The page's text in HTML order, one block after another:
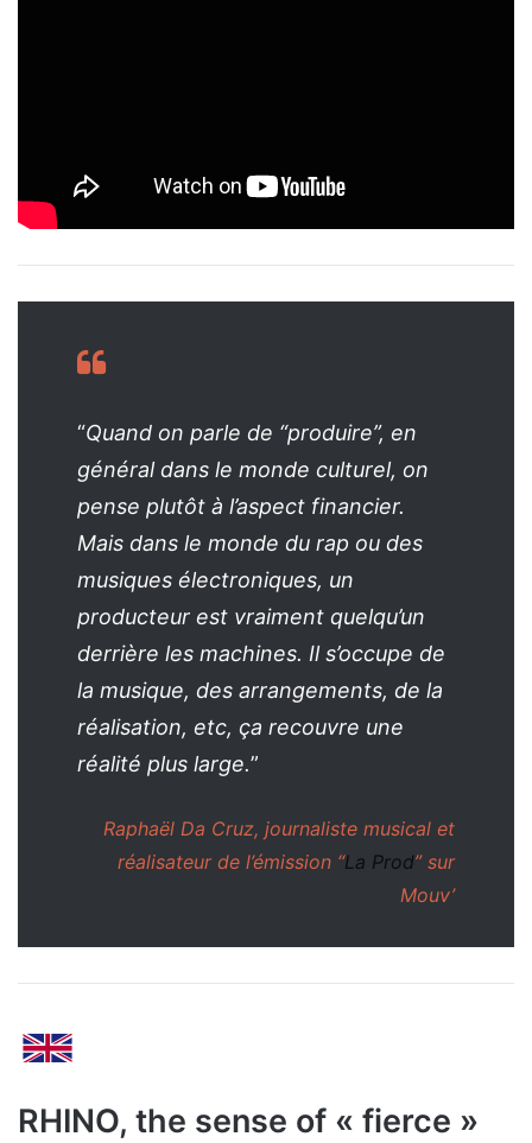
“Quand on parle de “produire”, en
général dans le monde culturel, on
pense plutôt à l’aspect financier.
Mais dans le monde du rap ou des
musiques électroniques, un
producteur est vraiment quelqu’un
derrière les machines. Il s’occupe de
la musique, des arrangements, de la
réalisation, etc, ça recouvre une
réalité plus large.”
Raphaël Da Cruz, journaliste musical et
réalisateur de l’émission “La Prod” sur
Mouv’
RHINO, the sense of « fierce »